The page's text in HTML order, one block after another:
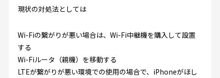
現状の対処法としては
Wi-Fiの繋がりが悪い場合は、Wi-Fi中継機を購入して設置
する
Wi-Fiルータ（親機）を移動する
LTEが繋がりが悪い環境での使用の場合で、iPhoneがほし